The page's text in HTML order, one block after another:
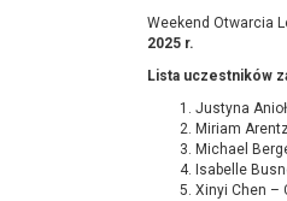
Weekend Otwarcia
2025 r.
Lista uczestników
Justyna
Miriam
Michael
Isabelle
Xinyi Chen –